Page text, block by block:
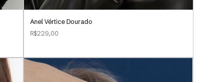
Anel Vértice Dourado
R$229,00